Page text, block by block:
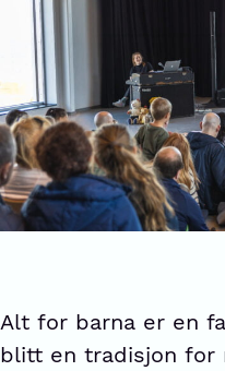
Alt for barna er en
blitt en tradisjon for